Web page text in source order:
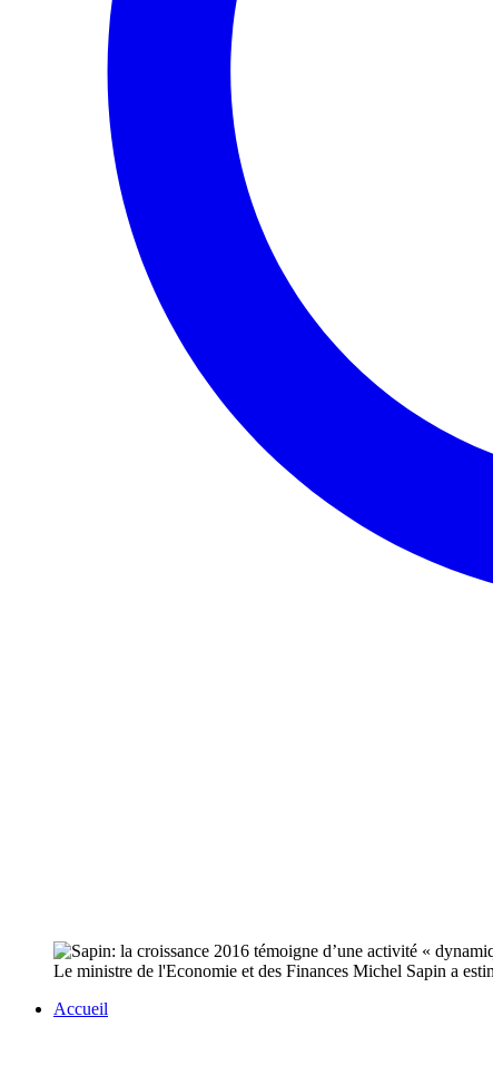
Le ministre de l'Economie et des Finances Michel Sapin a
Accueil